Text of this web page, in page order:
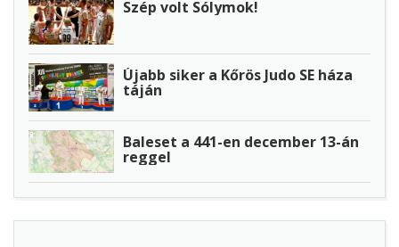
Szép volt Sólymok!
Újabb siker a Kőrös Judo SE háza
táján
Baleset a 441-en december 13-án
reggel